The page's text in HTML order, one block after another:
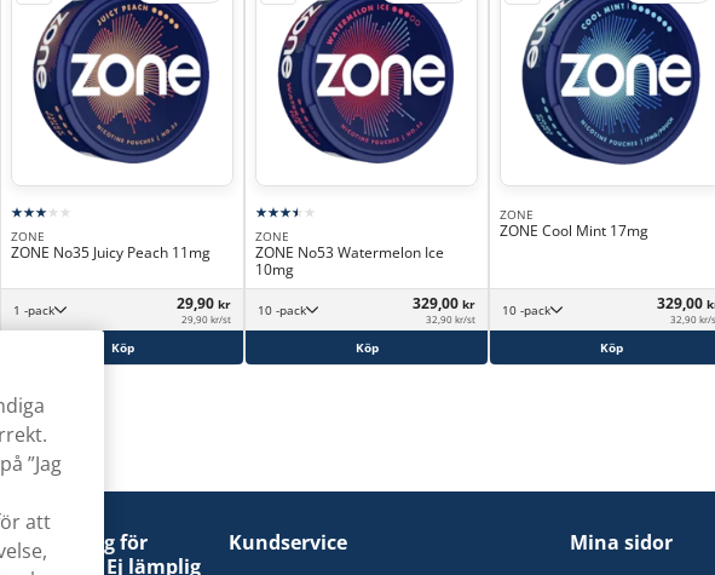
ZONE
ZONE No35 Juicy Peach 11mg
1 -pack 29,90 kr
29,90 kr/st
Köp
ZONE
ZONE No53 Watermelon Ice
10mg
10 -pack 329,00 kr
32,90 kr/st
Köp
ZONE
ZONE Cool Mint 17mg
10 -pack 329,00
32,90 kr/
Köp
skadlig för
Ej lämplig
Kundservice Mina sidor
”Jag
att